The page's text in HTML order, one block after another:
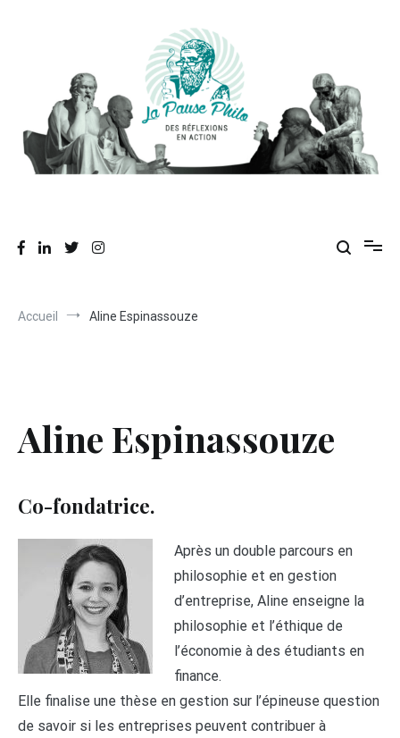
Accueil Aline Espinassouze
Aline Espinassouze
Co-fondatrice.
Après un double parcours en
philosophie et en gestion
d’entreprise, Aline enseigne la
philosophie et l’éthique de
l’économie à des étudiants en
finance.
Elle finalise une thèse en gestion sur l’épineuse question
de savoir si les entreprises peuvent contribuer à